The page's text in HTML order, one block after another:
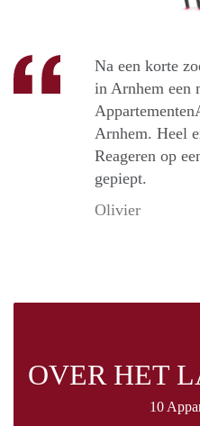
Na een korte
in Arnhem een
Arnhem. Heel
Reageren op
gepiept.
Olivier
OVER HET
10